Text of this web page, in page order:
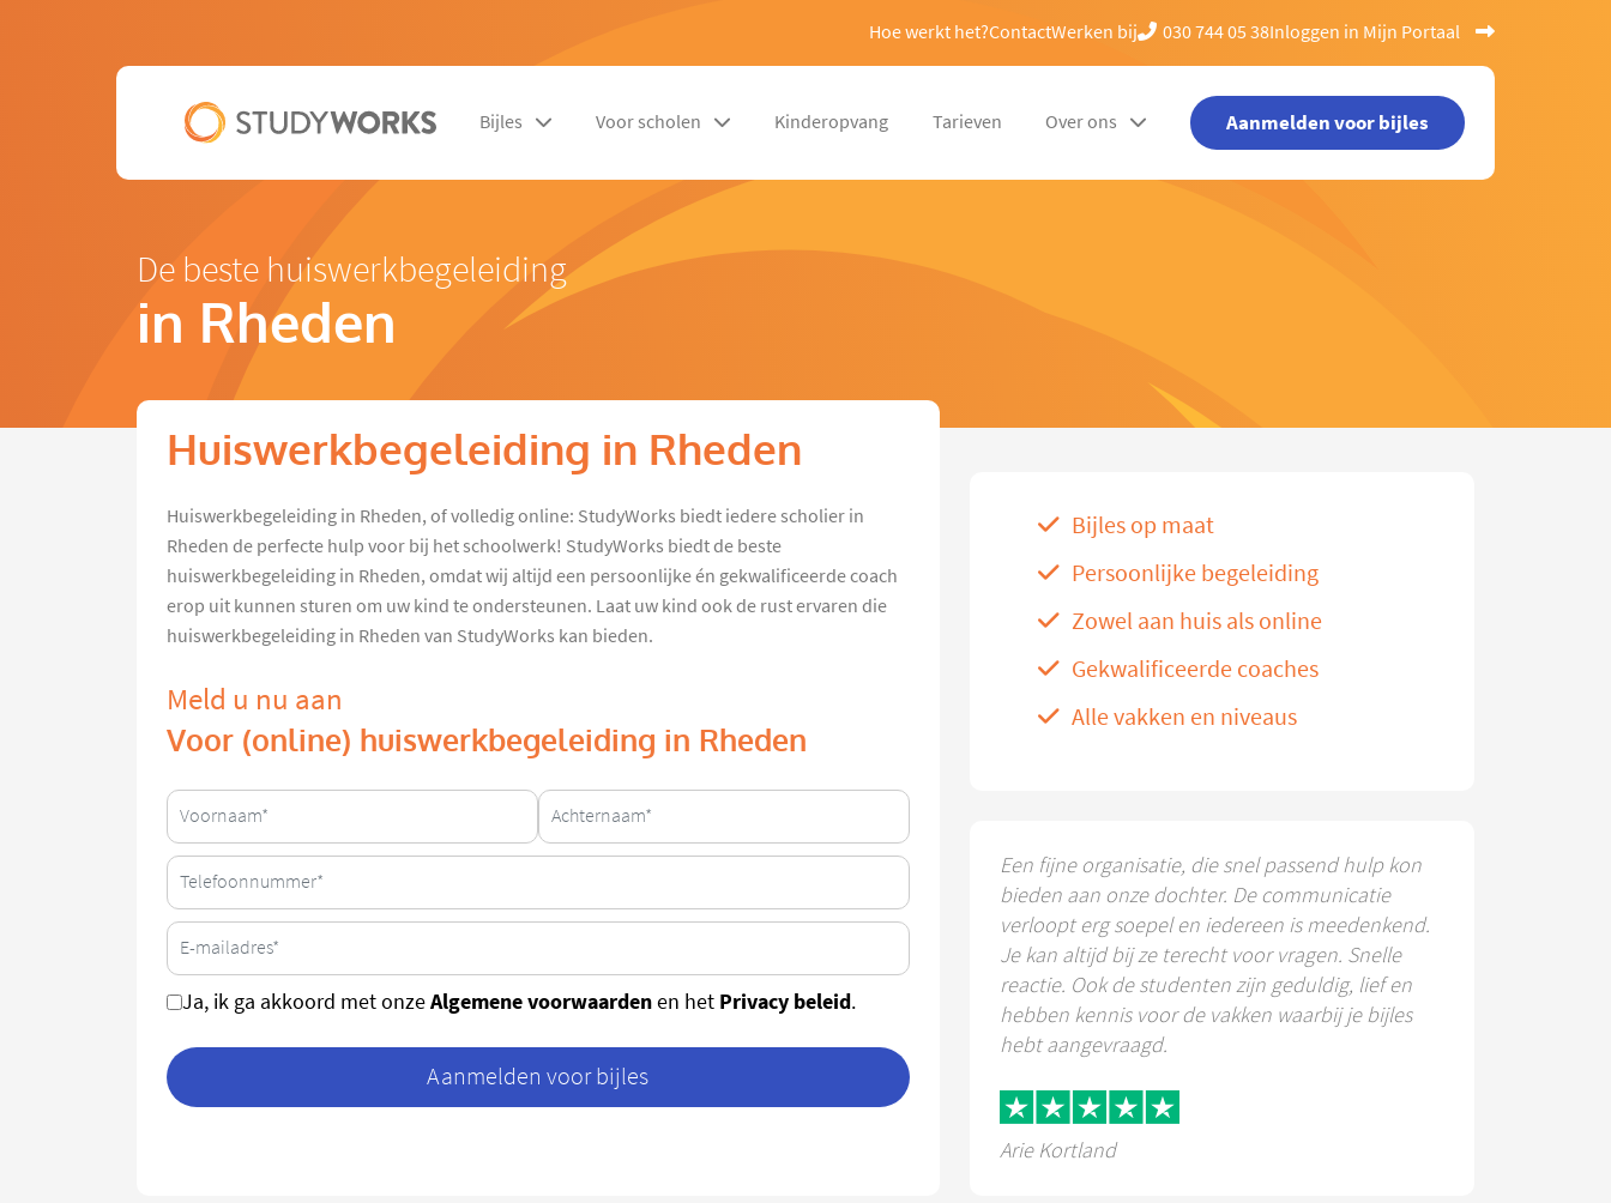
Hoe werkt het?ContactWerken bij 030 744 05 38Inloggen in Mijn Portaal
Bijles Voor scholen Kinderopvang Tarieven Over ons Aanmelden voor bijles
De beste huiswerkbegeleiding
in Rheden
Huiswerkbegeleiding in Rheden
Huiswerkbegeleiding in Rheden, of volledig online: StudyWorks biedt iedere scholier in
Rheden de perfecte hulp voor bij het schoolwerk! StudyWorks biedt de beste
huiswerkbegeleiding in Rheden, omdat wij altijd een persoonlijke én gekwalificeerde coach
erop uit kunnen sturen om uw kind te ondersteunen. Laat uw kind ook de rust ervaren die
huiswerkbegeleiding in Rheden van StudyWorks kan bieden.
Meld u nu aan
Voor (online) huiswerkbegeleiding in Rheden
Ja, ik ga akkoord met onzeAlgemene voorwaardenen het Privacy beleid.
Aanmelden voor bijles
Bijles op maat
Persoonlijke begeleiding
Zowel aan huis als online
Gekwalificeerde coaches
Alle vakken en niveaus
Een fijne organisatie, die snel passend hulp kon
bieden aan onze dochter. De communicatie
verloopt erg soepel en iedereen is meedenkend.
Je kan altijd bij ze terecht voor vragen. Snelle
reactie. Ook de studenten zijn geduldig, lief en
hebben kennis voor de vakken waarbij je bijles
hebt aangevraagd.
Arie Kortland